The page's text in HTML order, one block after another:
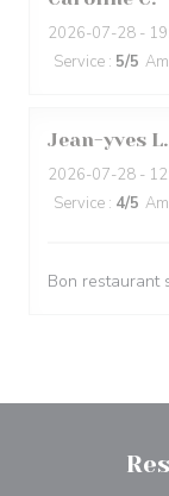
2026-07-28 -
Service : 5/5
Jean-yves L
2026-07-28 -
Service : 4/5
Bon restaurant